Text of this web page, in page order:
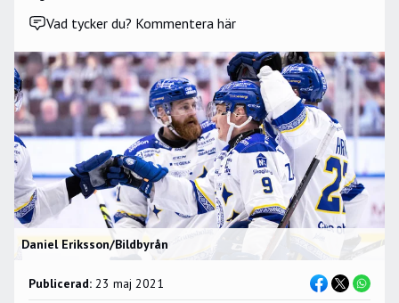
Vad tycker du? Kommentera här
Daniel Eriksson/Bildbyrån
Publicerad: 23 maj 2021